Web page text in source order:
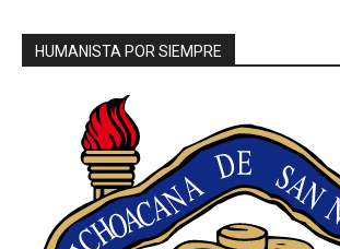
HUMANISTA POR SIEMPRE